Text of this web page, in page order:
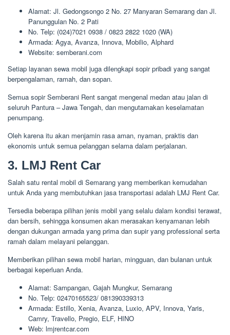
Alamat: Jl. Gedongsongo 2 No. 27 Manyaran Semarang dan Jl.
Panunggulan No. 2 Pati
No. Telp: (024)7021 0938 / 0823 2822 1020 (WA)
Armada: Agya, Avanza, Innova, Mobilio, Alphard
Website: semberani.com
Setiap layanan sewa mobil juga dilengkapi sopir pribadi yang sangat
berpengalaman, ramah, dan sopan.
Semua sopir Semberani Rent sangat mengenal medan atau jalan di
seluruh Pantura – Jawa Tengah, dan mengutamakan keselamatan
penumpang.
Oleh karena itu akan menjamin rasa aman, nyaman, praktis dan
ekonomis untuk semua pelanggan selama dalam perjalanan.
3. LMJ Rent Car
Salah satu rental mobil di Semarang yang memberikan kemudahan
untuk Anda yang membutuhkan jasa transportasi adalah LMJ Rent Car.
Tersedia beberapa pilihan jenis mobil yang selalu dalam kondisi terawat,
dan bersih, sehingga konsumen akan merasakan kenyamanan lebih
dengan dukungan armada yang prima dan supir yang professional serta
ramah dalam melayani pelanggan.
Memberikan pilihan sewa mobil harian, mingguan, dan bulanan untuk
berbagai keperluan Anda.
Alamat: Sampangan, Gajah Mungkur, Semarang
No. Telp: 02470165523/ 081390339313
Armada: Estillo, Xenia, Avanza, Luxio, APV, Innova, Yaris,
Camry, Travello, Pregio, ELF, HINO
Web: lmjrentcar.com